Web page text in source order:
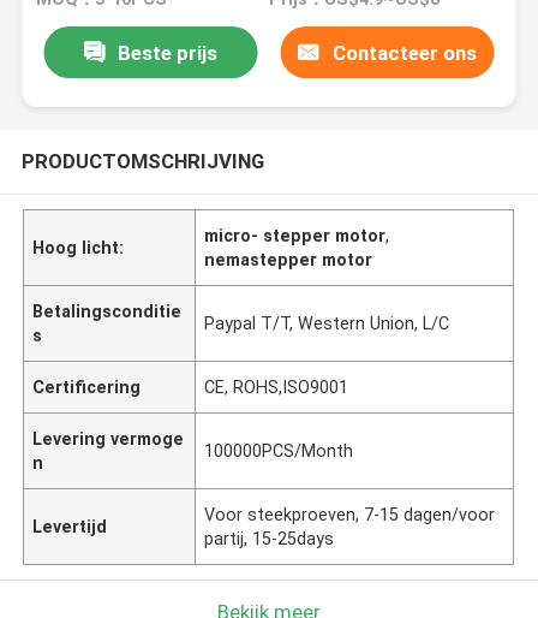
Beste prijs Contacteer ons
PRODUCTOMSCHRIJVING
Hoog licht:
micro- stepper motor,
nemastepper motor
Betalingsconditie
s
Paypal T/T, Western Union, L/C
Certificering CE, ROHS,ISO9001
Levering vermoge
n
100000PCS/Month
Levertijd
Voor steekproeven, 7-15 dagen/voor
partij, 15-25days
Bekijk meer